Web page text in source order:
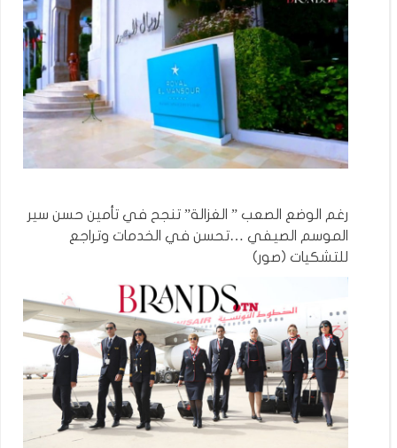
رغم الوضع الصعب ” الغزالة” تنجح في تأمين حسن سير
الموسم الصيفي …تحسن في الخدمات وتراجع
للتشكيات (صور)